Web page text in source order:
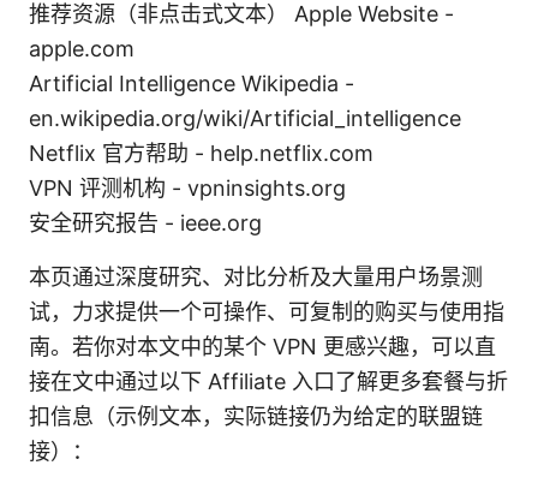
推荐资源（非点击式文本） Apple Website -
apple.com
Artificial Intelligence Wikipedia -
en.wikipedia.org/wiki/Artificial_intelligence
Netflix 官方帮助 - help.netflix.com
VPN 评测机构 - vpninsights.org
安全研究报告 - ieee.org
本页通过深度研究、对比分析及大量用户场景测
试，力求提供一个可操作、可复制的购买与使用指
南。若你对本文中的某个 VPN 更感兴趣，可以直
接在文中通过以下 Affiliate 入口了解更多套餐与折
扣信息（示例文本，实际链接仍为给定的联盟链
接）：